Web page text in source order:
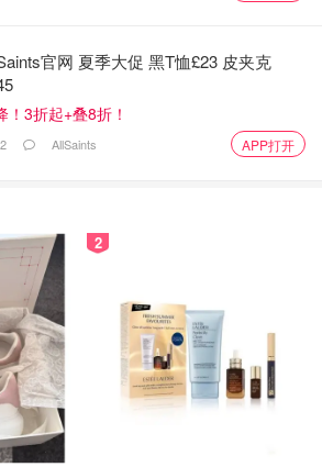
官网 夏季大促 黑T恤£23 皮夹克
！3折起+叠8折！
AllSaints APP打开
2